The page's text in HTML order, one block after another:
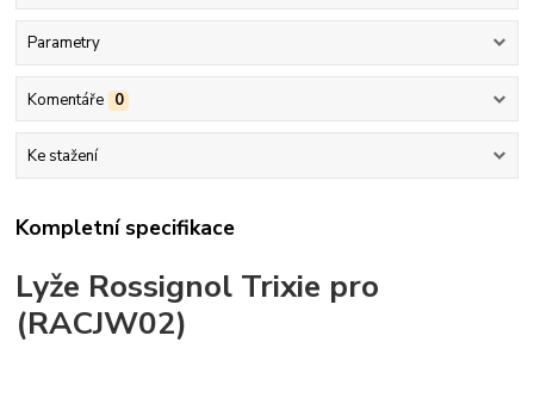
Parametry
Komentáře 0
Ke stažení
Kompletní specifikace
Lyže Rossignol Trixie pro
(RACJW02)